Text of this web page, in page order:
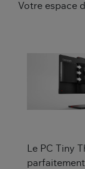
Votre espace
Le PC Tiny